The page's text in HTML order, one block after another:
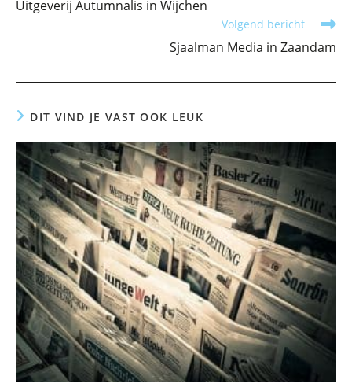
artikelen
Uitgeverij Autumnalis in Wijchen
Volgend bericht
Sjaalman Media in Zaandam
DIT VIND JE VAST OOK LEUK